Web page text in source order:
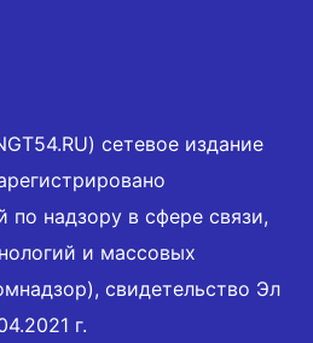
сетевое издание
надзору в сфере связи,
и массовых
свидетельство Эл
г.